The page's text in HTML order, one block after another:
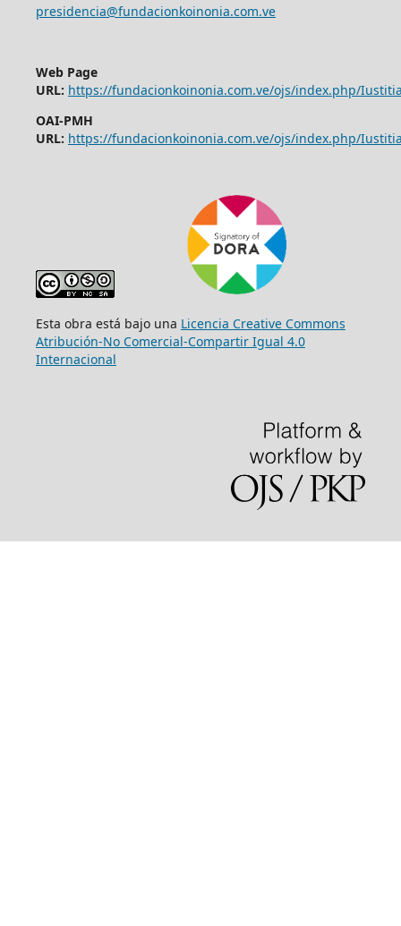
presidencia@fundacionkoinonia.com.ve
Web Page
URL: https://fundacionkoinonia.com.ve/ojs/index.php/
OAI-PMH
URL: https://fundacionkoinonia.com.ve/ojs/index.php/
Esta obra está bajo una Licencia Creative Commons
Atribución-No Comercial-Compartir Igual 4.0
Internacional